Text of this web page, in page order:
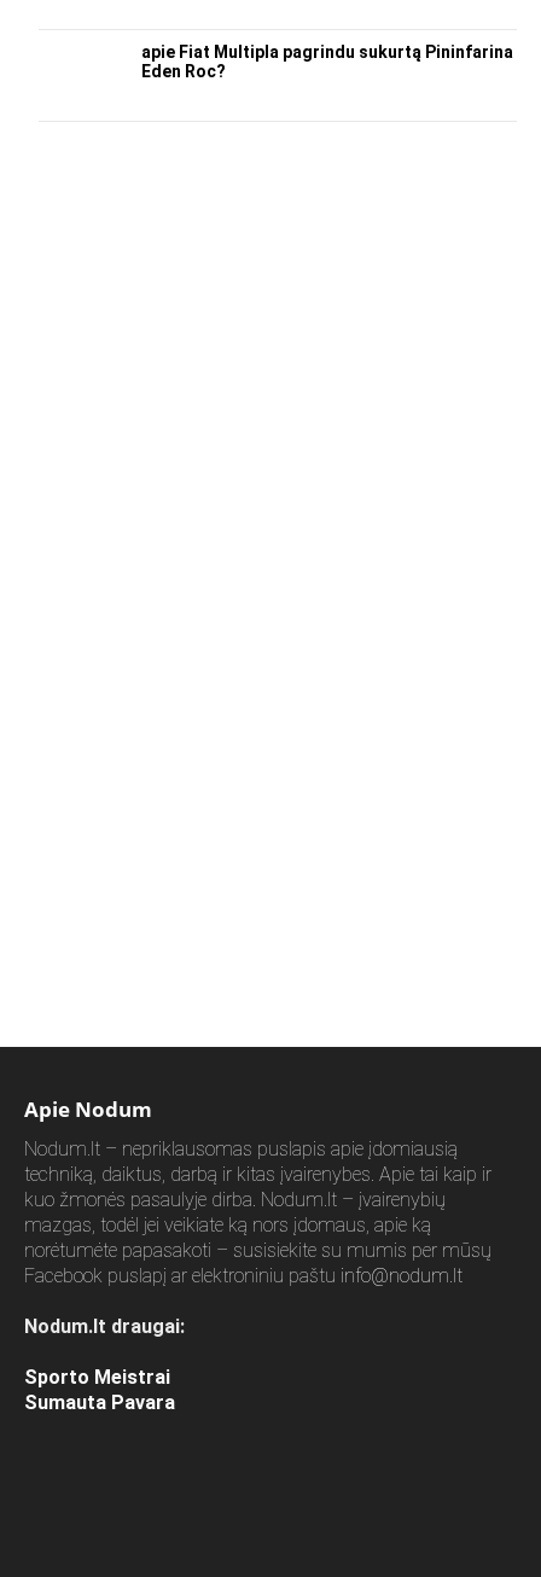
apie Fiat Multipla pagrindu sukurtą Pininfarina
Eden Roc?
Apie Nodum
Nodum.lt – nepriklausomas puslapis apie įdomiausią
techniką, daiktus, darbą ir kitas įvairenybes. Apie tai kaip ir
kuo žmonės pasaulyje dirba. Nodum.lt – įvairenybių
mazgas, todėl jei veikiate ką nors įdomaus, apie ką
norėtumėte papasakoti – susisiekite su mumis per mūsų
Facebook puslapį ar elektroniniu paštu info@nodum.lt
Nodum.lt draugai:
Sporto Meistrai
Sumauta Pavara